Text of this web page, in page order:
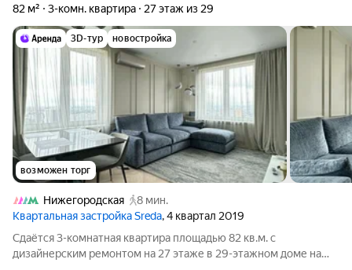
82 м²
3-комн. квартира 27 этаж из 29
3D-тур новостройка
возможен торг
Нижегородская
8 мин.
Квартальная застройка Sreda, 4 квартал 2019
Сдаётся 3-комнатная квартира площадью 82 кв.м. с
дизайнерским ремонтом на 27 этаже в 29-этажном доме на